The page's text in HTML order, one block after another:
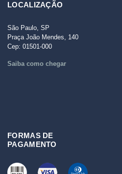
LOCALIZAÇÃO
São Paulo, SP
Praça João Mendes, 140
Cep: 01501-000
Saiba como chegar
FORMAS DE
PAGAMENTO